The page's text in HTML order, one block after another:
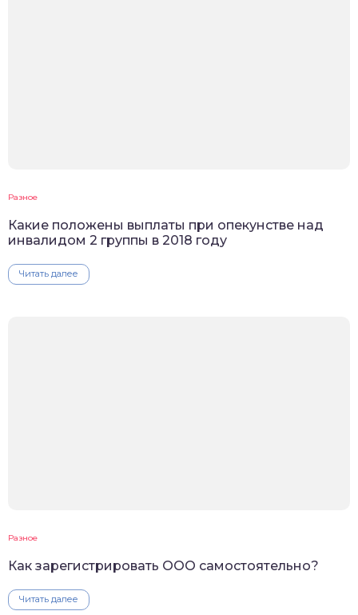
Разное
Какие положены выплаты при опекунстве над
инвалидом 2 группы в 2018 году
Читать далее
Разное
Как зарегистрировать ООО самостоятельно?
Читать далее